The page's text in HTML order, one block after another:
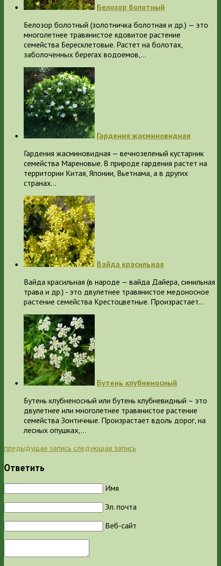
Белозор болотный
Белозор болотный (золотничка болотная и др.) — это
многолетнее травянистое ядовитое растение
семейства Бересклетовые. Растет на болотах,
заболоченных берегах водоемов,…
Гардения жасминовидная
Гардения жасминовидная — вечнозеленый кустарник
семейства Мареновые. В природе гардения растет на
территории Китая, Японии, Вьетнама, а в других
странах…
Вайда красильная
Вайда красильная (в народе — вайда Дайера, синильная
трава и др.) - это двулетнее травянистое медоносное
растение семейства Крестоцветные. Произрастает…
Бутень клубненосный
Бутень клубненосный или бутень клубневидный – это
двулетнее или многолетнее травянистое растение
семейства Зонтичные. Произрастает вдоль дорог, на
лесных опушках,…
предыдущая запись следующая запись
Ответить
Имя
Эл. почта
Веб-сайт